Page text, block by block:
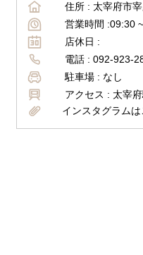
住所 : 太宰府市
営業時間 :09:30 ~
店休日 :
電話 : 092-923-
駐車場 : なし
アクセス : 太宰
インスタグラムは